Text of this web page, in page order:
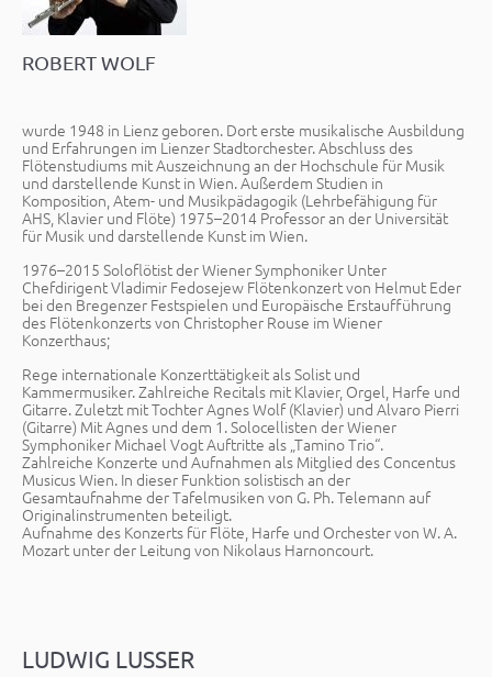
ROBERT WOLF
wurde 1948 in Lienz geboren. Dort erste musikalische Ausbildung
und Erfahrungen im Lienzer Stadtorchester. Abschluss des
Flötenstudiums mit Auszeichnung an der Hochschule für Musik
und darstellende Kunst in Wien. Außerdem Studien in
Komposition, Atem- und Musikpädagogik (Lehrbefähigung für
AHS, Klavier und Flöte) 1975–2014 Professor an der Universität
für Musik und darstellende Kunst im Wien.
1976–2015 Soloflötist der Wiener Symphoniker Unter
Chefdirigent Vladimir Fedosejew Flötenkonzert von Helmut Eder
bei den Bregenzer Festspielen und Europäische Erstaufführung
des Flötenkonzerts von Christopher Rouse im Wiener
Konzerthaus;
Rege internationale Konzerttätigkeit als Solist und
Kammermusiker. Zahlreiche Recitals mit Klavier, Orgel, Harfe und
Gitarre. Zuletzt mit Tochter Agnes Wolf (Klavier) und Alvaro Pierri
(Gitarre) Mit Agnes und dem 1. Solocellisten der Wiener
Symphoniker Michael Vogt Auftritte als „Tamino Trio“.
Zahlreiche Konzerte und Aufnahmen als Mitglied des Concentus
Musicus Wien. In dieser Funktion solistisch an der
Gesamtaufnahme der Tafelmusiken von G. Ph. Telemann auf
Originalinstrumenten beteiligt.
Aufnahme des Konzerts für Flöte, Harfe und Orchester von W. A.
Mozart unter der Leitung von Nikolaus Harnoncourt.
LUDWIG LUSSER